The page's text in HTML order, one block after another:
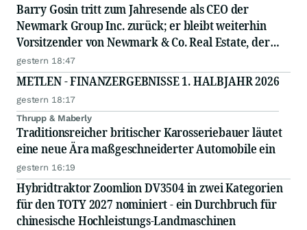
Barry Gosin tritt zum Jahresende als CEO der
Newmark Group Inc. zurück; er bleibt weiterhin
Vorsitzender von Newmark & Co. Real Estate, der
operativen Gesellschaft von Newmark
gestern 18:47
METLEN - FINANZERGEBNISSE 1. HALBJAHR 2026
gestern 18:17
Thrupp & Maberly
Traditionsreicher britischer Karosseriebauer läutet
eine neue Ära maßgeschneiderter Automobile ein
gestern 16:19
Hybridtraktor Zoomlion DV3504 in zwei Kategorien
für den TOTY 2027 nominiert - ein Durchbruch für
chinesische Hochleistungs-Landmaschinen